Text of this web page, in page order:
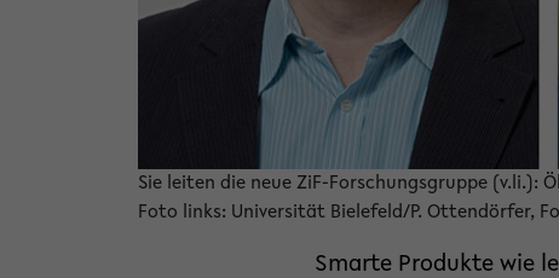
Sie leiten die neue ZiF-Forschungsgruppe (v.li.):
Foto links: Universität Bielefeld/P. Ottendörfer,
Smarte Produkte wie